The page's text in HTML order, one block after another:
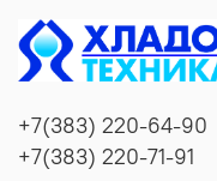
+7(383) 220-64-90
+7(383) 220-71-91